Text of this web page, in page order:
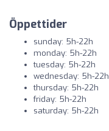
Öppettider
sunday: 5h-22h
monday: 5h-22h
tuesday: 5h-22h
wednesday: 5h-22h
thursday: 5h-22h
friday: 5h-22h
saturday: 5h-22h